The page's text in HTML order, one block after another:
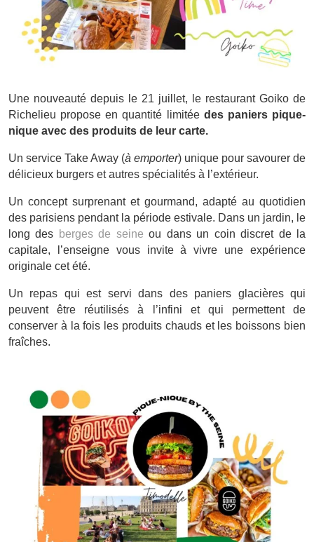
Une nouveauté depuis le 21 juillet, le restaurant Goiko de
Richelieu propose en quantité limitée des paniers pique-
nique avec des produits de leur carte.
Un service Take Away (à emporter) unique pour savourer de
délicieux burgers et autres spécialités à l’extérieur.
Un concept surprenant et gourmand, adapté au quotidien
des parisiens pendant la période estivale. Dans un jardin, le
long des berges de seine ou dans un coin discret de la
capitale, l’enseigne vous invite à vivre une expérience
originale cet été.
Un repas qui est servi dans des paniers glacières qui
peuvent être réutilisés à l’infini et qui permettent de
conserver à la fois les produits chauds et les boissons bien
fraîches.